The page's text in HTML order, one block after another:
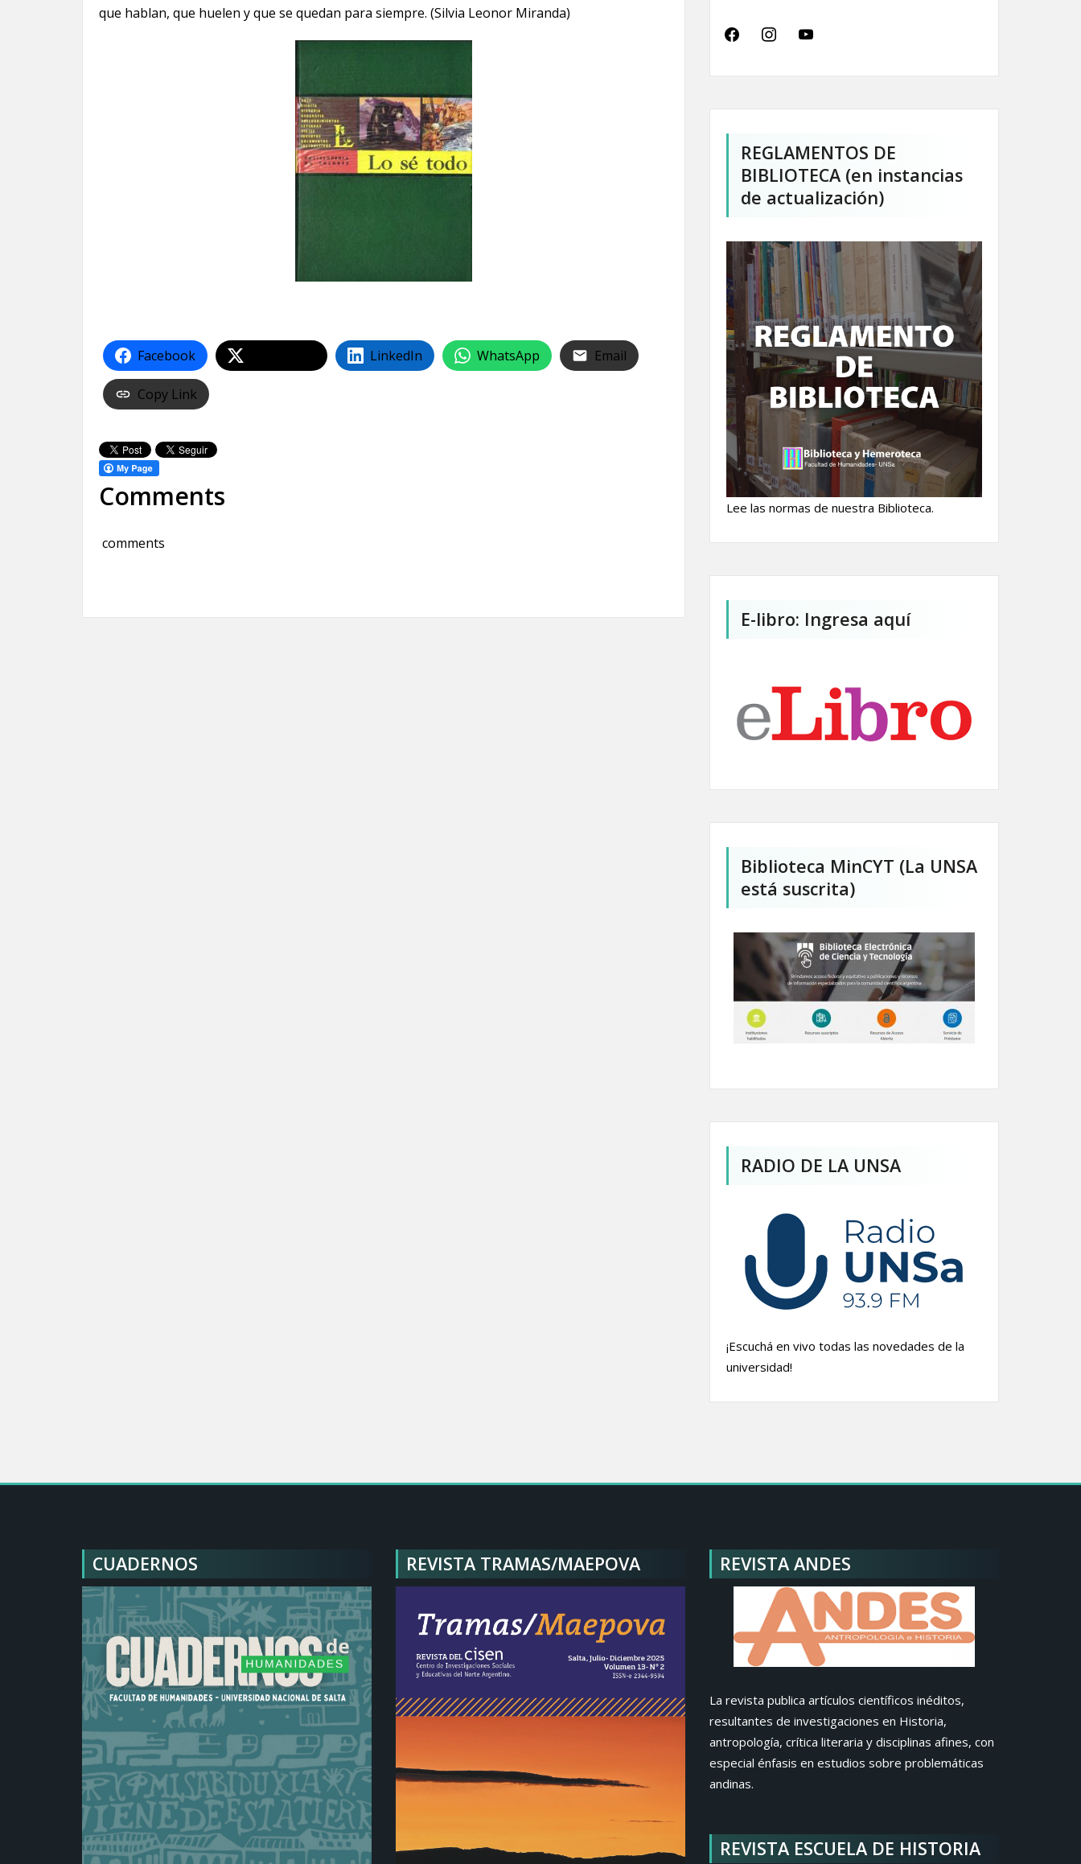
que hablan, que huelen y que se quedan para siempre. (Silvia Leonor Miranda)
Facebook LinkedIn WhatsApp Email
Copy Link
Comments
comments
facebookinstagramyoutube
REGLAMENTOS DE
BIBLIOTECA (en instancias
de actualización)
Lee las normas de nuestra Biblioteca.
E-libro: Ingresa aquí
Biblioteca MinCYT (La UNSA
está suscrita)
RADIO DE LA UNSA
¡Escuchá en vivo todas las novedades de la
universidad!
CUADERNOS REVISTA TRAMAS/MAEPOVA REVISTA ANDES
La revista publica artículos científicos inéditos,
resultantes de investigaciones en Historia,
antropología, crítica literaria y disciplinas afines, con
especial énfasis en estudios sobre problemáticas
andinas.
REVISTA ESCUELA DE HISTORIA